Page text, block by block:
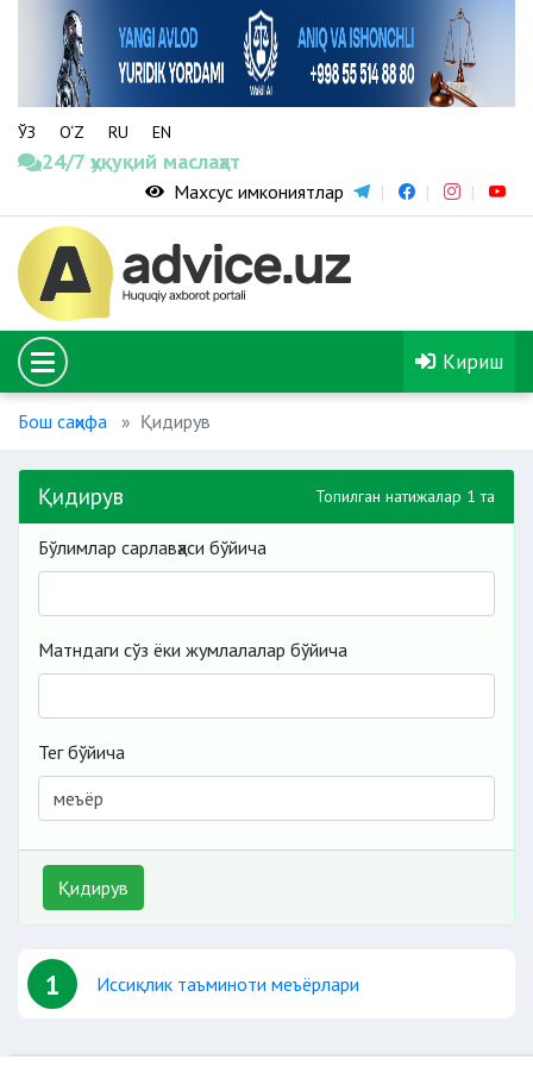
ЎЗ O‘Z RU EN
24/7 ҳуқуқий маслаҳат
Махсус имкониятлар
Кириш
Бош саҳифа Қидирув
Қидирув Топилган натижалар 1 та
Бўлимлар сарлавҳаси бўйича
Матндаги сўз ёки жумлалалар бўйича
Тег бўйича
Қидирув
1 Иссиқлик таъминоти меъёрлари